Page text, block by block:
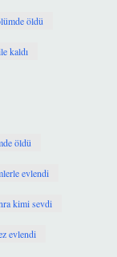
öldü
kaldı
öldü
evlendi
kimi sevdi
evlendi